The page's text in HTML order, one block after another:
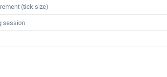
(tick size)
session